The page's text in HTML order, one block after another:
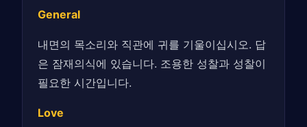
General
내면의 목소리와 직관에 귀를 기울이십시오. 답
은 잠재의식에 있습니다. 조용한 성찰과 성찰이
필요한 시간입니다.
Love